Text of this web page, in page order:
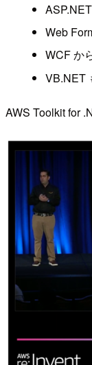
Web
WCF か
VB.NET
AWS Toolkit for